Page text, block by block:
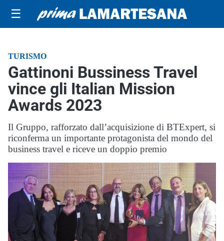
☰
TURISMO
Gattinoni Bussiness Travel
vince gli Italian Mission
Awards 2023
Il Gruppo, rafforzato dall’acquisizione di BTExpert, si
riconferma un importante protagonista del mondo del
business travel e riceve un doppio premio